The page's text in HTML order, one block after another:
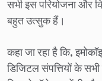
सभी इस परियोजना और
बहुत उत्सुक हैं।
कहा जा रहा है कि,
डिजिटल संपत्तियों के